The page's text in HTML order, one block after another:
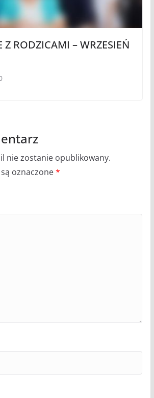
Z RODZICAMI – WRZESIEŃ
nie zostanie opublikowany.
oznaczone*